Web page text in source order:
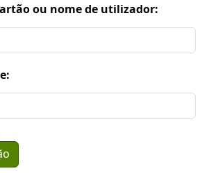
ou nome de utilizador: